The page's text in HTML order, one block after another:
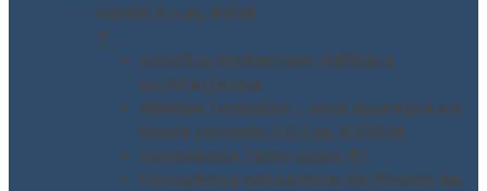
Servizi D.Lgs. 81/08
▼
Acustica Ambientale, Edilizia e
Architettonica
Obbligo formativo – corsi sicurezza sul
lavoro secondo il D.Lgs. 81/2008
Consulenza Testo Unico 81
Consulenza valutazione del Rischio da